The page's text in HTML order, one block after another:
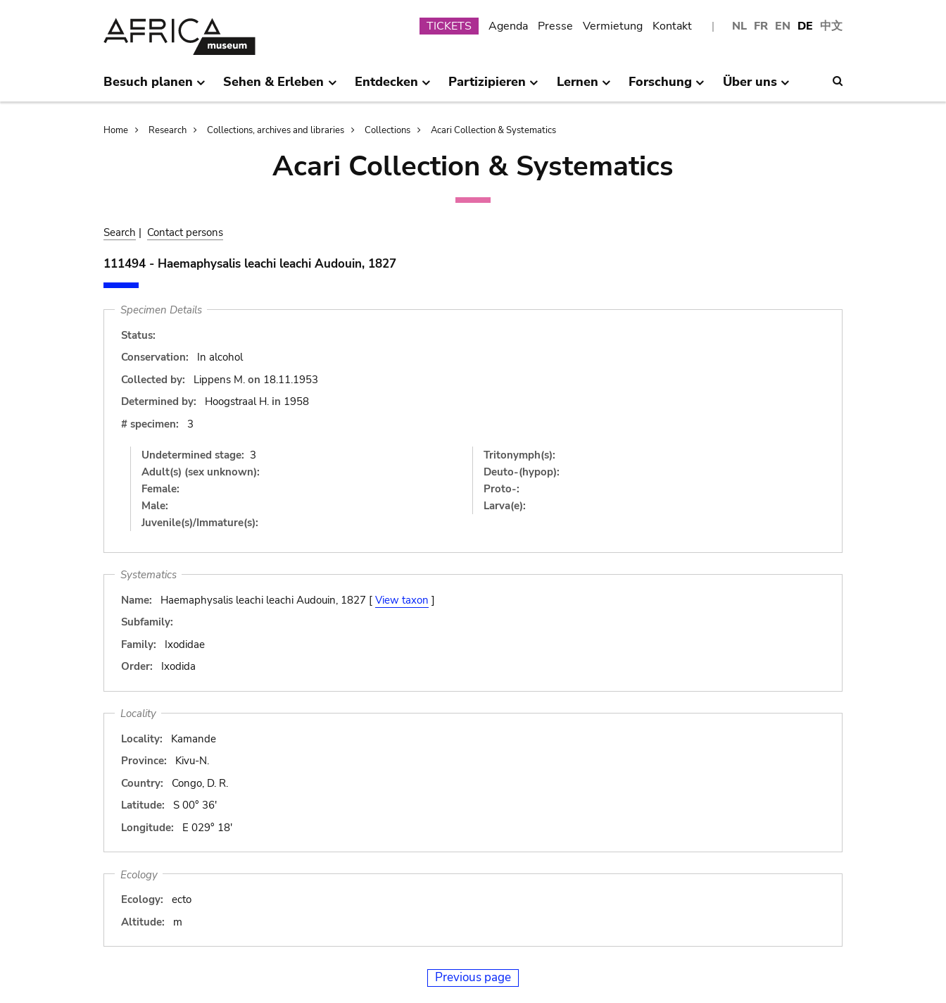
NL FR EN DE 中文
Submenu
TICKETS Agenda Presse Vermietung Kontakt
Besuch planen Sehen & Erleben Entdecken Partizipieren Lernen Forschung Über uns
Breadcrumb
Home Research Collections, archives and libraries Collections Acari Collection & Systematics
Acari Collection & Systematics
Search | Contact persons
111494 - Haemaphysalis leachi leachi Audouin, 1827
Specimen Details
Status:
Conservation:
In alcohol
Collected by:
Lippens M. on 18.11.1953
Determined by:
Hoogstraal H. in 1958
# specimen:
3
Undetermined stage: 3
Adult(s) (sex unknown):
Female:
Male:
Juvenile(s)/Immature(s):
Tritonymph(s):
Deuto-(hypop):
Proto-:
Larva(e):
Systematics
Name:
Haemaphysalis leachi leachi Audouin, 1827 [ View taxon ]
Subfamily:
Family:
Ixodidae
Order:
Ixodida
Locality
Locality:
Kamande
Province:
Kivu-N.
Country:
Congo, D. R.
Latitude:
S 00° 36'
Longitude:
E 029° 18'
Ecology
Ecology:
ecto
Altitude:
m
Previous page